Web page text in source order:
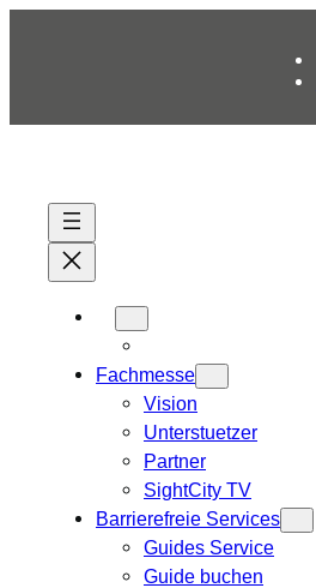
Fachmesse
Vision
Unterstuetzer
Partner
SightCity TV
Barrierefreie Services
Guides Service
Guide buchen